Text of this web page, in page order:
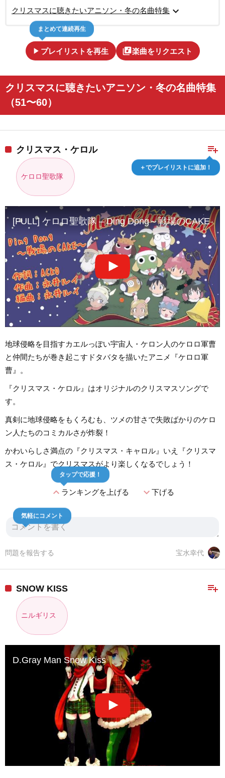
クリスマスに聴きたいアニソン・冬の名曲特集 expand_more
play_arrow プレイリストを再生
まとめて連続再生
library_music楽曲をリクエスト
クリスマスに聴きたいアニソン・冬の名曲特集
（51〜60）
playlist_add
＋でプレイリストに追加！
クリスマス・ケロル
ケロロ聖歌隊
[FULL] ケロロ聖歌隊 – Ding Dong～戦場のCAKE～
地球侵略を目指すカエルっぽい宇宙人・ケロン人のケロロ軍曹
と仲間たちが巻き起こすドタバタを描いたアニメ『ケロロ軍
曹』。
『クリスマス・ケロル』はオリジナルのクリスマスソングで
す。
真剣に地球侵略をもくろむも、ツメの甘さで失敗ばかりのケロ
ン人たちのコミカルさが炸裂！
かわいらしさ満点の『クリスマス・キャロル』いえ『クリスマ
ス・ケロル』でクリスマスがより楽しくなるでしょう！
expand_lessランキングを上げる
タップで応援！
expand_more下げる
気軽にコメント
宝水幸代
問題を報告する
playlist_add
SNOW KISS
ニルギリス
D.Gray Man Snow Kiss